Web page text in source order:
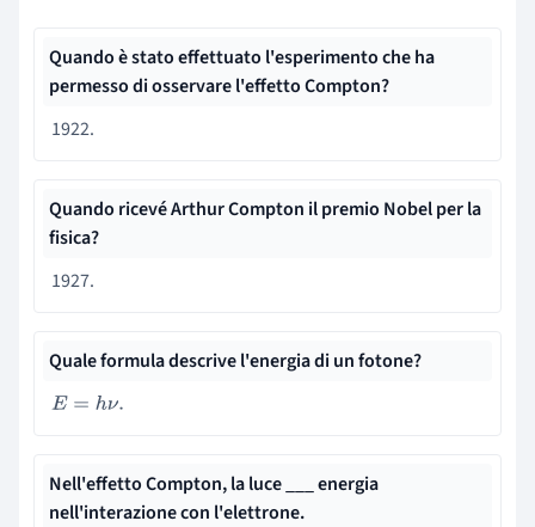
Quando è stato effettuato l'esperimento che ha
permesso di osservare l'effetto Compton?
1922.
Quando ricevé Arthur Compton il premio Nobel per la
fisica?
1927.
Quale formula descrive l'energia di un fotone?
E= hν
Nell'effetto Compton, la luce ___ energia
nell'interazione con l'elettrone.